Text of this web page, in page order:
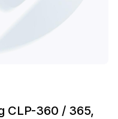
CLP-360 / 365,